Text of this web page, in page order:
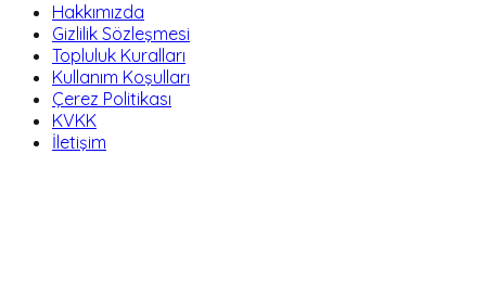
Hakkımızda
Gizlilik Sözleşmesi
Topluluk Kuralları
Kullanım Koşulları
Çerez Politikası
KVKK
İletişim